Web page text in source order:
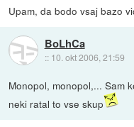
Upam, da bodo vsaj bazo
BoLhCa
:: 10. okt 2006, 21:59
Monopol, monopol,... Sam
neki ratal to vse skup